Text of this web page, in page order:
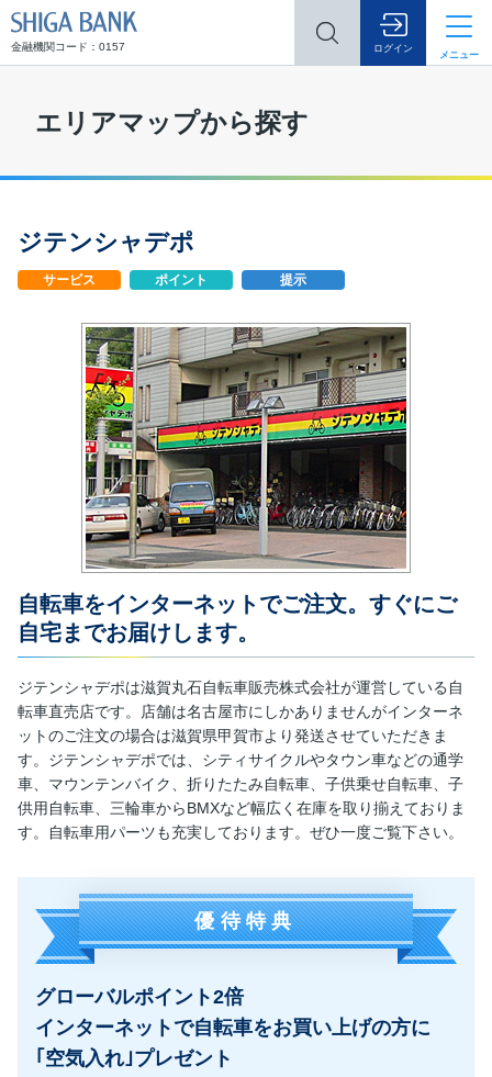
金融機関コード：0157 ログイン
メニュー
エリアマップから探す
ジテンシャデポ
サービス ポイント 提示
自転車をインターネットでご注文。すぐにご
自宅までお届けします。
ジテンシャデポは滋賀丸石自転車販売株式会社が運営している自
転車直売店です。店舗は名古屋市にしかありませんがインターネ
ットのご注文の場合は滋賀県甲賀市より発送させていただきま
す。ジテンシャデポでは、シティサイクルやタウン車などの通学
車、マウンテンバイク、折りたたみ自転車、子供乗せ自転車、子
供用自転車、三輪車からBMXなど幅広く在庫を取り揃えておりま
す。自転車用パーツも充実しております。ぜひ一度ご覧下さい。
優待特典
グローバルポイント2倍
インターネットで自転車をお買い上げの方に
｢空気入れ｣プレゼント